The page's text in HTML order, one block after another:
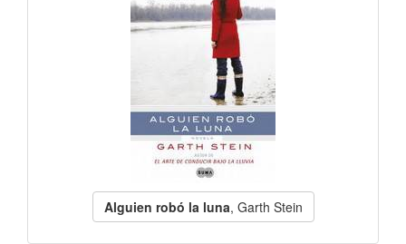
Alguien robó la luna, Garth Stein